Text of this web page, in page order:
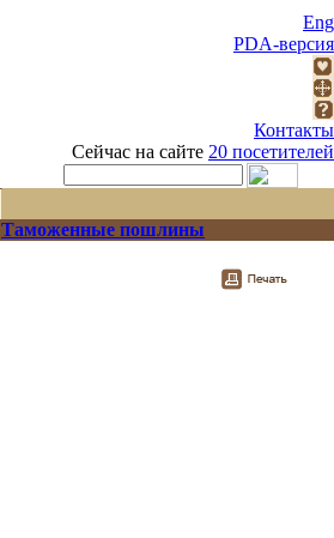
Eng
PDA-версия
Контакты
Сейчас на сайте 20 посетителей
Таможенные пошлины